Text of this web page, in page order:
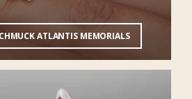
ATLANTIS MEMORIALS